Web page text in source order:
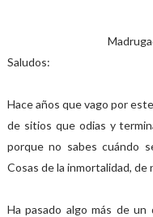
Saludos:
Hace años que vago por
de sitios que odias y
porque no sabes cuándo
Cosas de la inmortalidad, de
Ha pasado algo más de